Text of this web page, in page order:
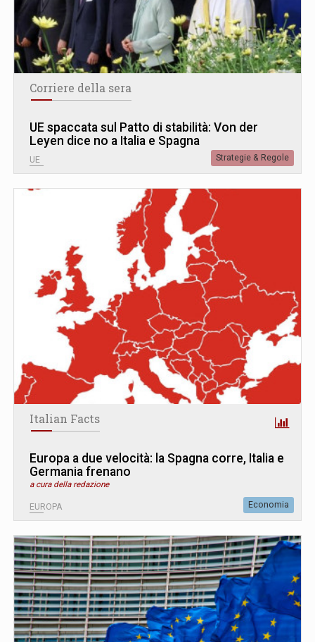
Corriere della sera
UE spaccata sul Patto di stabilità: Von der
Leyen dice no a Italia e Spagna
UE Strategie & Regole
Italian Facts
Europa a due velocità: la Spagna corre, Italia e
Germania frenano
a cura della redazione
EUROPA Economia